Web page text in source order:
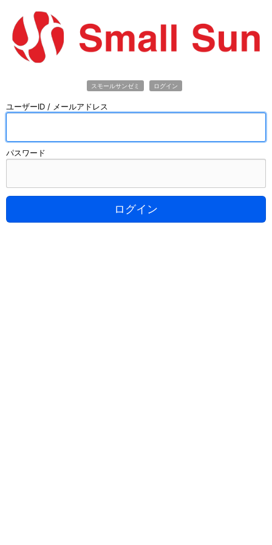
スモールサンゼミ ログイン
ユーザーID / メールアドレス
パスワード
ログイン